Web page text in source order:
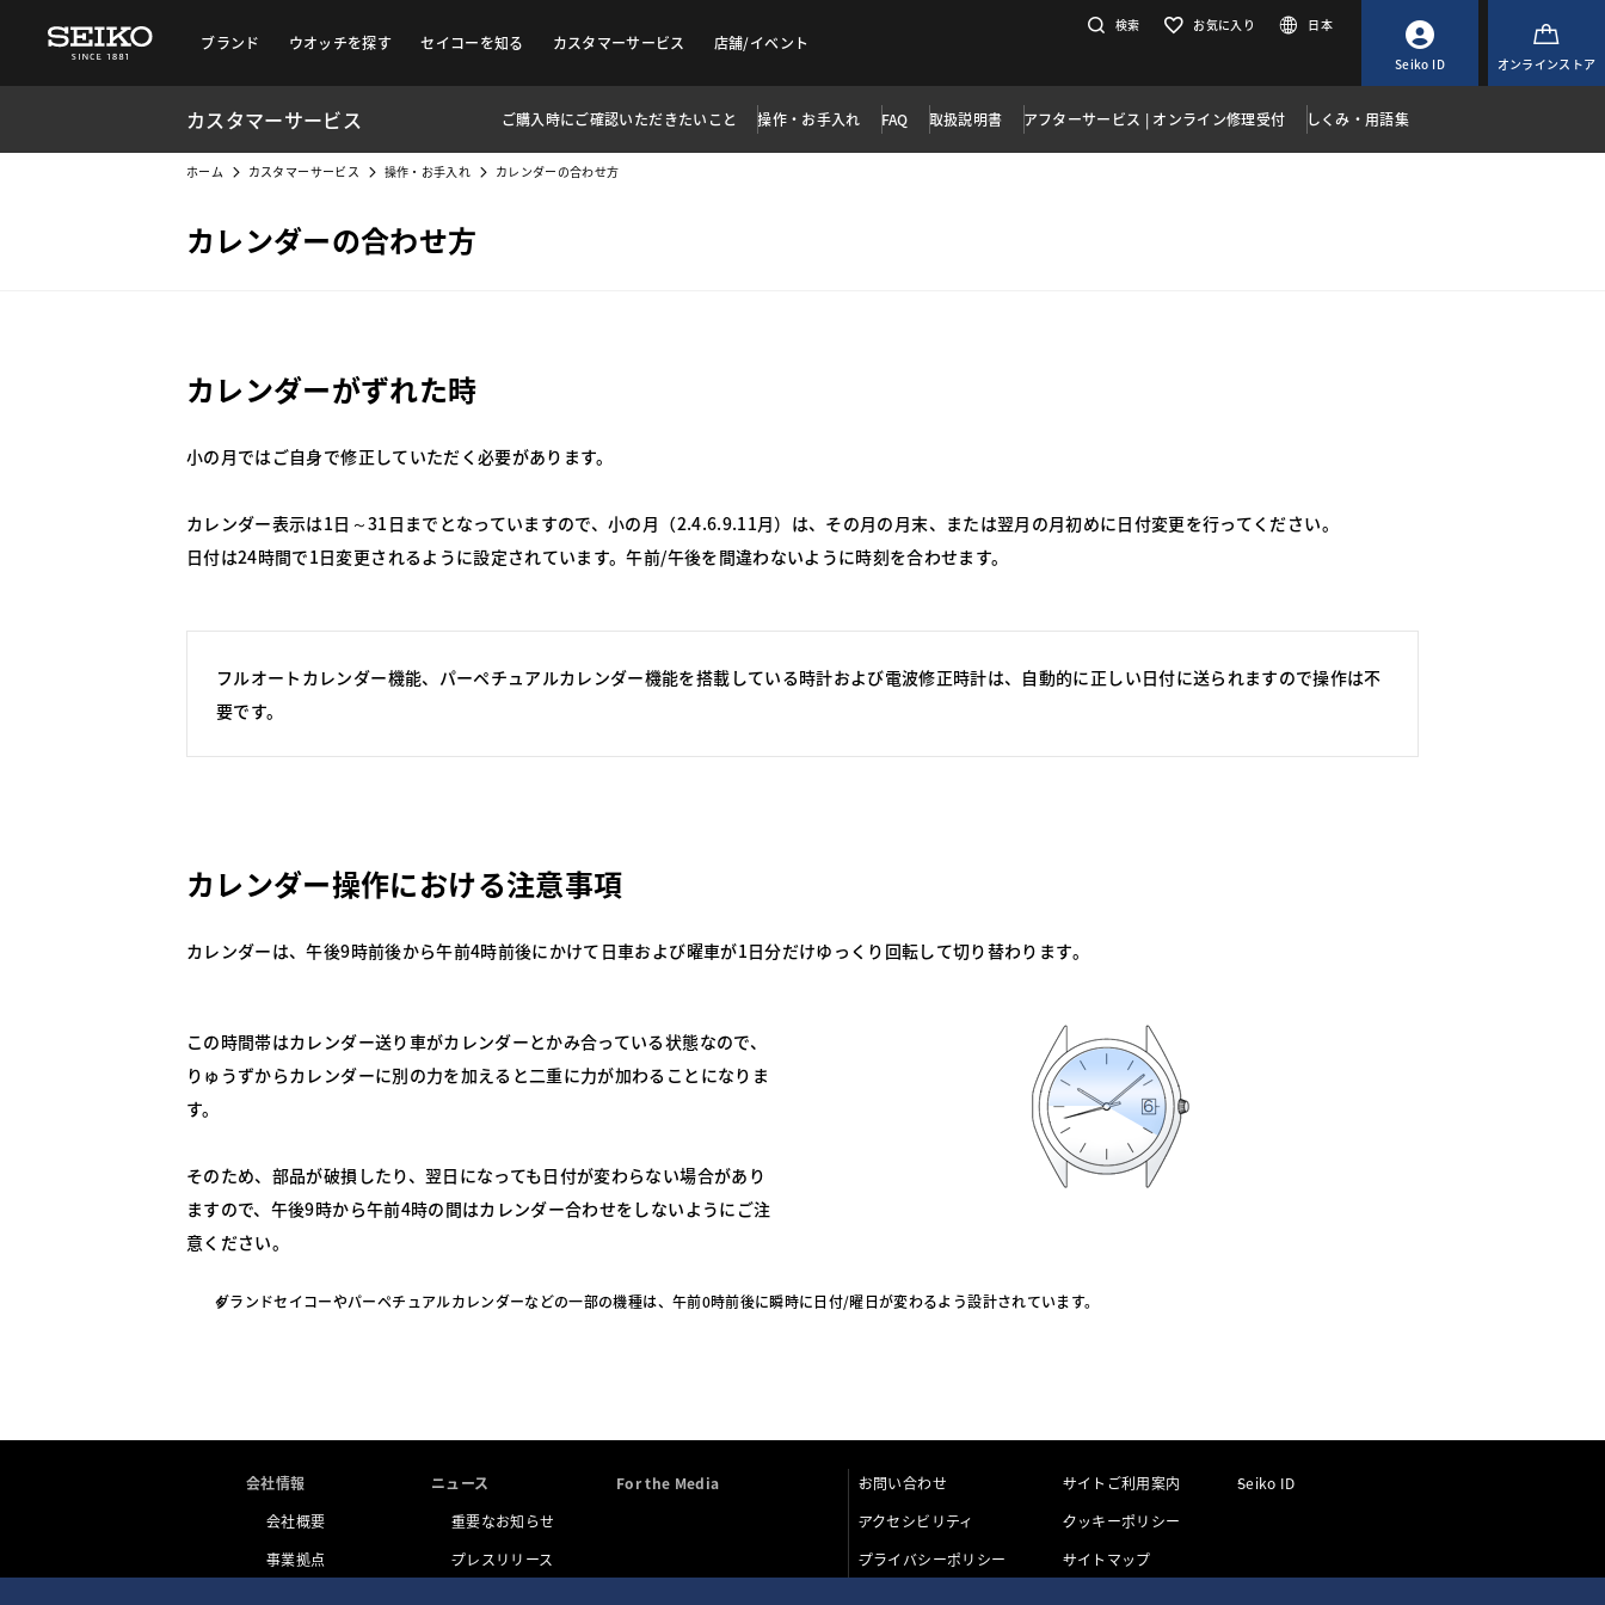
ブランド ウオッチを探す セイコーを知る カスタマーサービス 店舗/イベント
検索 お気に入り 日本
Seiko ID オンラインストア
カスタマーサービス ご購入時にご確認いただきたいこと 操作・お手入れ FAQ 取扱説明書 アフターサービス | オンライン修理受付 しくみ・用語集
ホーム カスタマーサービス 操作・お手入れ カレンダーの合わせ方
カレンダーの合わせ方
カレンダーがずれた時
小の月ではご自身で修正していただく必要があります。
カレンダー表示は1日～31日までとなっていますので、小の月（2.4.6.9.11月）は、その月の月末、または翌月の月初めに日付変更を行ってください。
日付は24時間で1日変更されるように設定されています。午前/午後を間違わないように時刻を合わせます。
フルオートカレンダー機能、パーペチュアルカレンダー機能を搭載している時計および電波修正時計は、自動的に正しい日付に送られますので操作は不
要です。
カレンダー操作における注意事項
カレンダーは、午後9時前後から午前4時前後にかけて日車および曜車が1日分だけゆっくり回転して切り替わります。
この時間帯はカレンダー送り車がカレンダーとかみ合っている状態なので、
りゅうずからカレンダーに別の力を加えると二重に力が加わることになりま
す。
そのため、部品が破損したり、翌日になっても日付が変わらない場合があり
ますので、午後9時から午前4時の間はカレンダー合わせをしないようにご注
意ください。
グランドセイコーやパーペチュアルカレンダーなどの一部の機種は、午前0時前後に瞬時に日付/曜日が変わるよう設計されています。
会社情報
会社概要
事業拠点
ニュース
重要なお知らせ
プレスリリース
For the Media
お問い合わせ
アクセシビリティ
プライバシーポリシー
サイトご利用案内
クッキーポリシー
サイトマップ
Seiko ID